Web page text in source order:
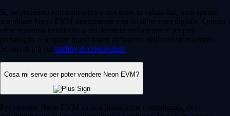
Sì, se preferisci non convertire i tuoi asset in valuta fiat, puoi spesso
scambiare Neon EVM direttamente con un altro asset digitale. Questo
offre massima flessibilità a chi desidera ribilanciare il proprio
portafoglio o scoprire nuovi token all'interno dell'ecosistema cripto.
Scopri di più sul trading di criptovalute
Cosa mi serve per poter vendere Neon EVM?
Per vendere Neon EVM su una piattaforma centralizzata, devi